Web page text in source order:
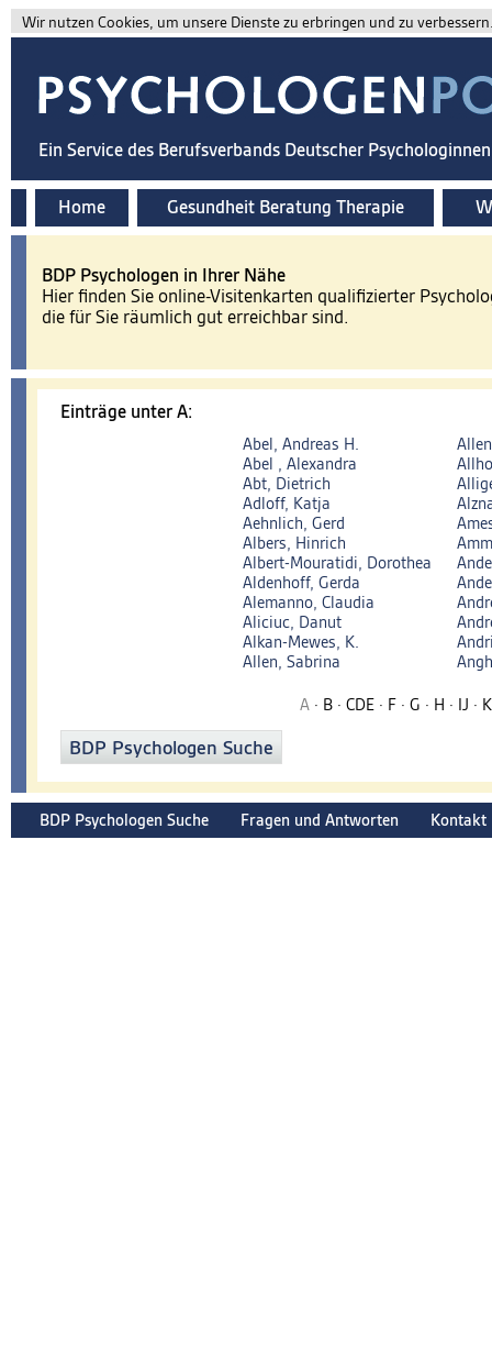
Wir nutzen Cookies, um unsere Dienste zu erbringen und zu
Ein Service des Berufsverbands Deutscher
Home Gesundheit Beratung Therapie
BDP Psychologen in Ihrer Nähe
Hier finden Sie online-Visitenkarten qualifizierter
die für Sie räumlich gut erreichbar sind.
Einträge unter A:
Abel, Andreas H.
Abel , Alexandra
Abt, Dietrich
Adloff, Katja
Aehnlich, Gerd
Albers, Hinrich
Albert-Mouratidi, Dorothea
Aldenhoff, Gerda
Alemanno, Claudia
Aliciuc, Danut
Alkan-Mewes, K.
Allen, Sabrina
A· B· CDE· F· G · H · IJ · K
BDP Psychologen Suche
BDP Psychologen Suche Fragen und Antworten Kontakt